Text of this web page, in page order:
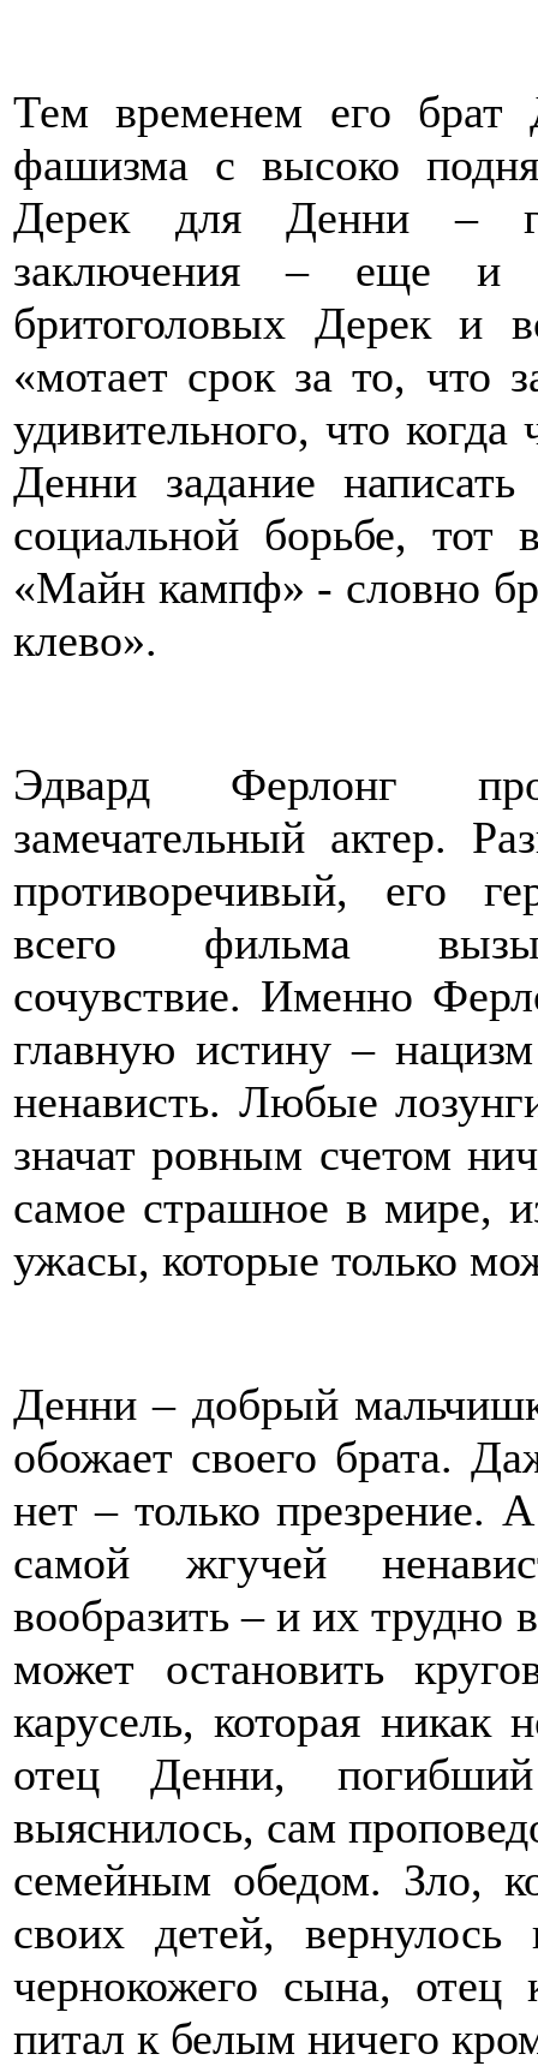
Тем временем его брат
фашизма с высоко
Дерек для Денни –
заключения – еще и
бритоголовых Дерек и
«мотает срок за то, что
удивительного, что
Денни задание
социальной борьбе, тот
«Майн кампф» - словно
клево».
Эдвард Ферлонг
замечательный актер.
противоречивый, его
всего фильма
сочувствие. Именно
главную истину –
ненависть. Любые
значат ровным счетом
самое страшное в мире,
ужасы, которые только
Денни – добрый
обожает своего брата.
нет – только презрение.
самой жгучей
вообразить – и их трудно
может остановить
карусель, которая никак
отец Денни,
выяснилось, сам
семейным обедом. Зло,
своих детей,
чернокожего сына, отец
питал к белым ничего